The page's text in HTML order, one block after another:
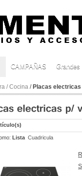
CAMPAÑAS
/ Cocina / Placas
Lista Cuadricula